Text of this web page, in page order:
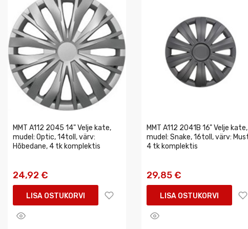
MMT A112 2045 14" Velje kate,
mudel: Optic, 14toll, värv:
Hõbedane, 4 tk komplektis
24,92 €
LISA OSTUKORVI
MMT A112 2041B 16" Velje kate,
mudel: Snake, 16toll, värv:
4 tk komplektis
29,85 €
LISA OSTUKORVI